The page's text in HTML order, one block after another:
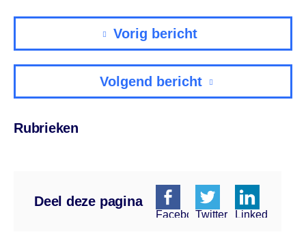
Vorig bericht
Volgend bericht
Rubrieken
Deel deze pagina
FacebookTwitter Linkedin